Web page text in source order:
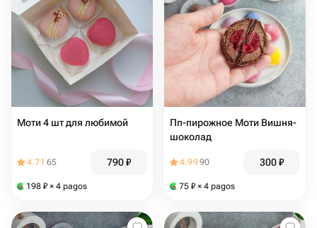
Моти 4 шт для любимой
4.71 65 790₽
198 ₽ × 4 pagos
Пп-пирожное Моти Вишня-
шоколад
4.9990 300₽
75 ₽ × 4 pagos